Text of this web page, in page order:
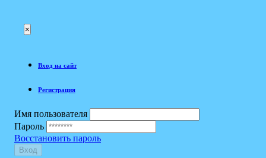
×
Вход на сайт
Регистрация
Имя пользователя
Пароль
Восстановить пароль
Вход